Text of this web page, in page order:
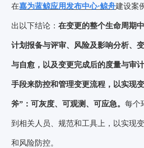
在嘉为蓝鲸应用发布中心·鲸舟建设案
出以下结论：在变更的整个生命周期
计划报备与评审、风险及影响分析、
与自愈，以及变更完成后的度量与审
手段来防控和管理变更流程，以实现
斧”：可灰度、可观测、可应急。每个
到相关人员、规范和工具上，以实现
和风险防控。